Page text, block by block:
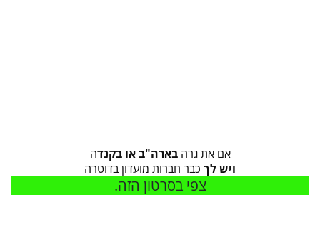
אם את גרהבארה"ב או בקנדה
ויש לך כבר חברות מועדון בדוטרה
צפי בסרטון הזה.